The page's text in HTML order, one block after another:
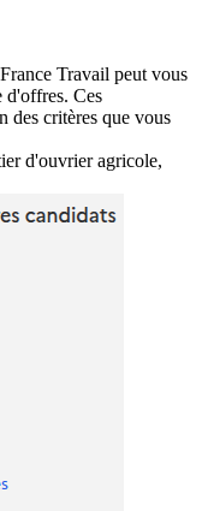
Travail peut vous
d'offres. Ces
des critères que vous
d'ouvrier agricole,